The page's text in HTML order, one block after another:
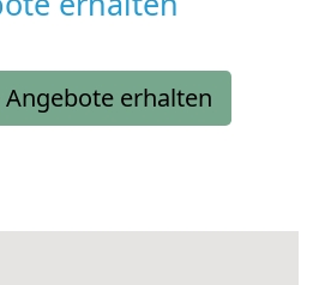
Angebote erhalten